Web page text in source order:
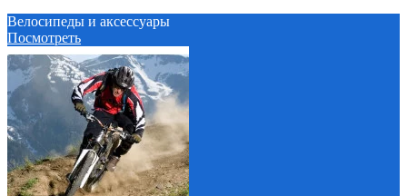
Велосипеды и аксессуары
Посмотреть